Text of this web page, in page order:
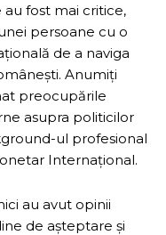
fost mai critice,
persoane cu o
de a naviga
Anumiți
preocupările
asupra politicilor
ul profesional
Internațional.
au avut opinii
de așteptare și